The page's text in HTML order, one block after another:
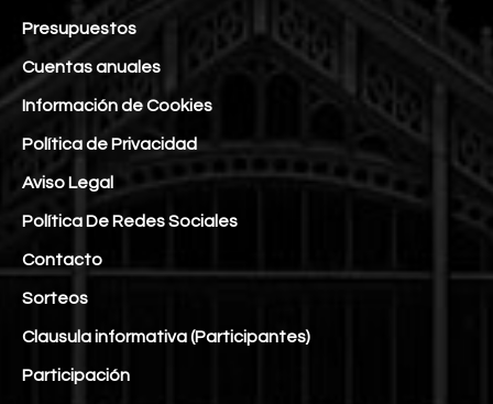
Presupuestos
Cuentas anuales
Información de Cookies
Política de Privacidad
Aviso Legal
Política De Redes Sociales
Contacto
Sorteos
Clausula informativa (Participantes)
Participación